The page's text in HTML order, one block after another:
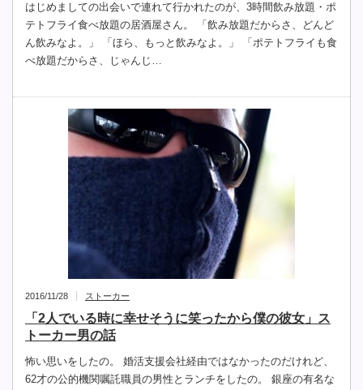
はじめましての出会いで連れて行かれたのが、3時間飲み放題・ポ
テトフライ食べ放題の居酒屋さん。 「飲み放題だからさ、どんど
ん飲みなよ。」 「ほら、もっと飲みなよ。」 「ポテトフライも食
べ放題だからさ、じゃんじ…
2016/11/28 ストーカー
「2人でいる時に幸せそうに笑ったから僕の彼女」ス
トーカー男の話
怖い思いをしたの。 婚活支援会社経由ではなかったのだけれど、
62才の公的機関嘱託職員の男性とランチをしたの。 銀座の有名な